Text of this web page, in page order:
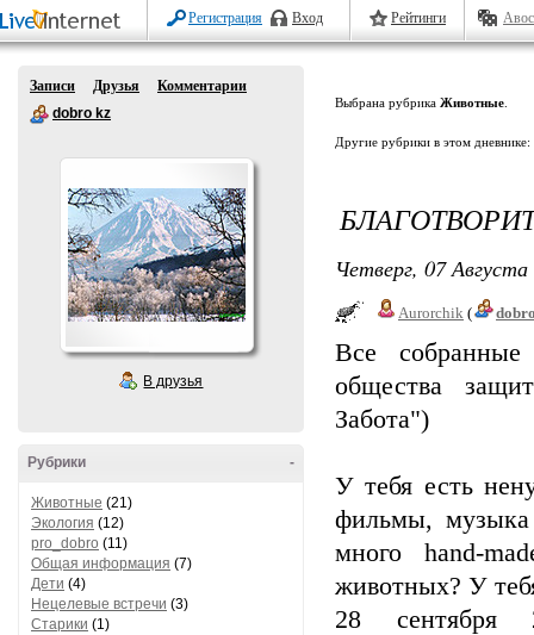
Регистрация Вход Рейтинги
Записи Друзья
Комментарии
dobro kz
В друзья
-
Рубрики
Животные (21)
Экология (12)
pro_dobro (11)
Общая информация (7)
Дети (4)
Нецелевые встречи (3)
Старики (1)
Выбрана рубрика Животные
Другие рубрики в этом дневнике:
Четверг, 07
Aurorchik (
Все собранные
общества
Забота")
У тебя есть
фильмы,
много hand-
животных? У
28 сентября